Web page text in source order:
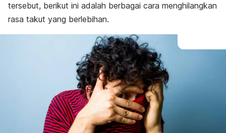
tersebut, berikut ini adalah berbagai cara menghilangkan
rasa takut yang berlebihan.